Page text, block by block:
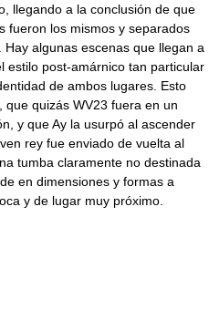
llegando a la conclusión de que
fueron los mismos y separados
algunas escenas que llegan a
estilo post-amárnico tan particular
de ambos lugares. Esto
quizás WV23 fuera en un
y que Ay la usurpó al ascender
rey fue enviado de vuelta al
tumba claramente no destinada
en dimensiones y formas a
y de lugar muy próximo.